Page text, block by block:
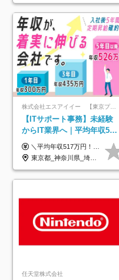
株式会社エスアイイー 【東京プロマーケット上場】
【ITサポート事務】未経験
からIT業界へ｜平均年収517
万円｜ホワイト企業認定｜
年休134日｜リモートOK
＼平均年収517万円！入社5年目まで毎年必ず昇給／ ■賞与年3回 ■年収800万円以上も可 ■入社3年以上の平均年収469.2万円 月給23万2000円以上＋賞与年3回＋各種手当 ☆入社5年目まで最大1万5000円の定期昇給を確約 ┃各種手当充実 ・規定の資格を取得すれば、2000円～5万円を毎月支給（2万4000円～60万円／年） ・研修中に取得した取得率95％の資格でも研修後の給料UP ※月給は年齢・経験・能力を考慮して、優遇いたします ※上記月給金額は固定残業代（20時間/3万1300円円以上）を含み、超過分は別途支給いたします ※試用期間（6ヶ月）は月給に変動はありますが、その他待遇に差異はありません ├入社後1ヶ月～3ヶ月間は、月給20万1900円となります └上記金額は固定残業代（10時間／1万6000円）を含み、超過分は別途支給いたします
東京都_神奈川県_埼玉県_千葉県_大阪府_愛知県_北海道_青森県_岩手県_宮城県_秋田県_山形県_福島県_茨城県_栃木県_群馬県_新潟県_山梨県_長野県_富山県_石川県_福井県_静岡県_岐阜県_三重県_兵庫県_京都府_滋賀県_奈良県_和歌山県_広島県_岡山県_鳥取県_島根県_山口県_徳島県_香川県_愛媛県_高知県_福岡県_熊本県_佐賀県_長崎県_大分県_宮崎県_鹿児島県_沖縄県
任天堂株式会社